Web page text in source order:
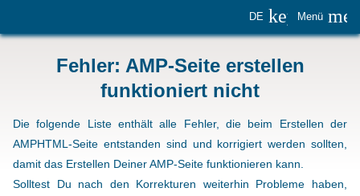
DE Menü
Fehler: AMP-Seite erstellen
funktioniert nicht
Die folgende Liste enthält alle Fehler, die beim Erstellen der
AMPHTML-Seite entstanden sind und korrigiert werden sollten,
damit das Erstellen Deiner AMP-Seite funktionieren kann.
Solltest Du nach den Korrekturen weiterhin Probleme haben,